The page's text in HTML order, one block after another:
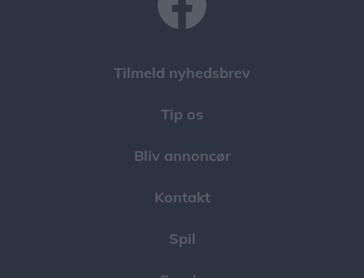
Tilmeld nyhedsbrev
Tip os
Bliv annoncør
Kontakt
Spil